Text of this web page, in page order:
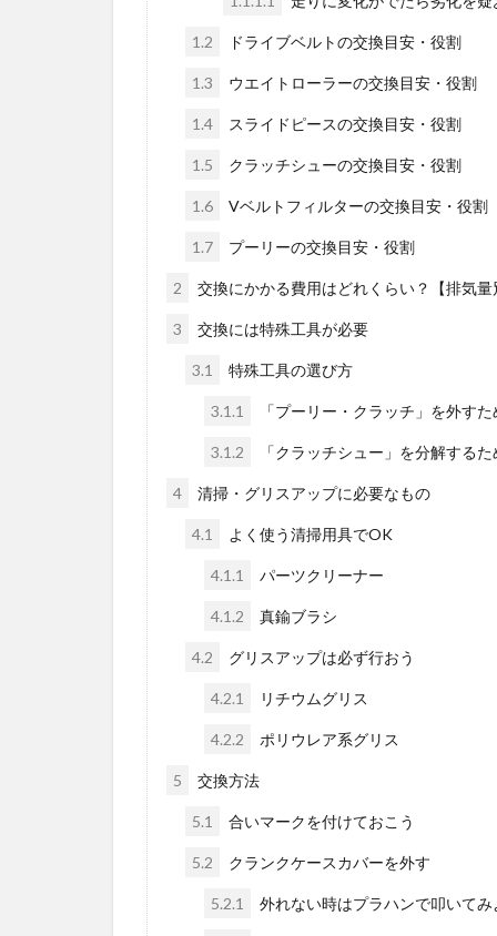
1.2 ドライブベルトの交換目安・役割
1.3 ウエイトローラーの交換目安・役割
1.4 スライドピースの交換目安・役割
1.5 クラッチシューの交換目安・役割
1.6 Vベルトフィルターの交換目安・役割
1.7 プーリーの交換目安・役割
2 交換にかかる費用はどれくらい？【排気量
3 交換には特殊工具が必要
3.1 特殊工具の選び方
3.1.1 「プーリー・クラッチ」を外す
3.1.2 「クラッチシュー」を分解する
4 清掃・グリスアップに必要なもの
4.1 よく使う清掃用具でOK
4.1.1 パーツクリーナー
4.1.2 真鍮ブラシ
4.2 グリスアップは必ず行おう
4.2.1 リチウムグリス
4.2.2 ポリウレア系グリス
5 交換方法
5.1 合いマークを付けておこう
5.2 クランクケースカバーを外す
5.2.1 外れない時はプラハンで叩いてみ